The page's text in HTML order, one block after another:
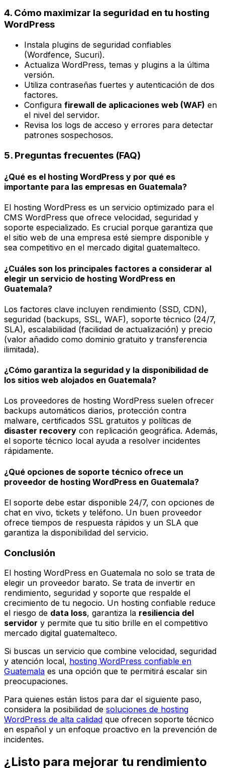
4. Cómo maximizar la seguridad en tu hosting
WordPress
Instala plugins de seguridad confiables
(Wordfence, Sucuri).
Actualiza WordPress, temas y plugins a la última
versión.
Utiliza contraseñas fuertes y autenticación de dos
factores.
Configura firewall de aplicaciones web (WAF) en
el nivel del servidor.
Revisa los logs de acceso y errores para detectar
patrones sospechosos.
5. Preguntas frecuentes (FAQ)
¿Qué es el hosting WordPress y por qué es
importante para las empresas en Guatemala?
El hosting WordPress es un servicio optimizado para el
CMS WordPress que ofrece velocidad, seguridad y
soporte especializado. Es crucial porque garantiza que
el sitio web de una empresa esté siempre disponible y
sea competitivo en el mercado digital guatemalteco.
¿Cuáles son los principales factores a considerar al
elegir un servicio de hosting WordPress en
Guatemala?
Los factores clave incluyen rendimiento (SSD, CDN),
seguridad (backups, SSL, WAF), soporte técnico (24/7,
SLA), escalabilidad (facilidad de actualización) y precio
(valor añadido como dominio gratuito y transferencia
ilimitada).
¿Cómo garantiza la seguridad y la disponibilidad de
los sitios web alojados en Guatemala?
Los proveedores de hosting WordPress suelen ofrecer
backups automáticos diarios, protección contra
malware, certificados SSL gratuitos y políticas de
disaster recovery con replicación geográfica. Además,
el soporte técnico local ayuda a resolver incidentes
rápidamente.
¿Qué opciones de soporte técnico ofrece un
proveedor de hosting WordPress en Guatemala?
El soporte debe estar disponible 24/7, con opciones de
chat en vivo, tickets y teléfono. Un buen proveedor
ofrece tiempos de respuesta rápidos y un SLA que
garantiza la disponibilidad del servicio.
Conclusión
El hosting WordPress en Guatemala no solo se trata de
elegir un proveedor barato. Se trata de invertir en
rendimiento, seguridad y soporte que respalde el
crecimiento de tu negocio. Un hosting confiable reduce
el riesgo de data loss, garantiza la resiliencia del
servidor y permite que tu sitio brille en el competitivo
mercado digital guatemalteco.
Si buscas un servicio que combine velocidad, seguridad
y atención local, hosting WordPress confiable en
Guatemala es una opción que te permitirá escalar sin
preocupaciones.
Para quienes están listos para dar el siguiente paso,
considera la posibilidad de soluciones de hosting
WordPress de alta calidad que ofrecen soporte técnico
en español y un enfoque proactivo en la prevención de
incidentes.
¿Listo para mejorar tu rendimiento